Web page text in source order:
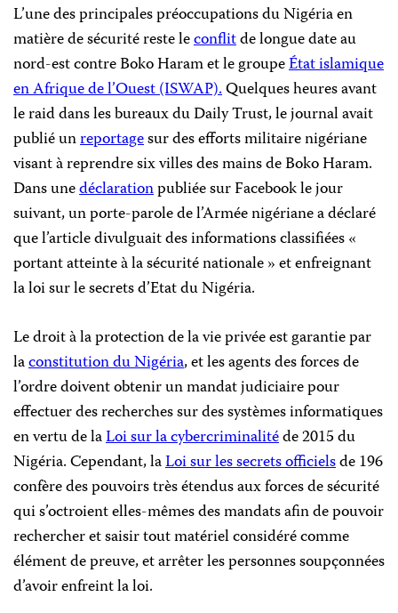
L’une des principales préoccupations du Nigéria en
matière de sécurité reste leconflitde longue date au
nord-est contre Boko Haram et le groupeÉtat islamique
en Afrique de l’Ouest (ISWAP).Quelques heures avant
le raid dans les bureaux du Daily Trust, le journal avait
publié unreportagesur des efforts militaire nigériane
visant à reprendre six villes des mains de Boko Haram.
Dans unedéclarationpubliée sur Facebook le jour
suivant, un porte-parole de l’Armée nigériane a déclaré
que l’article divulguait des informations classifiées «
portant atteinte à la sécurité nationale » et enfreignant
la loi sur le secrets d’Etat du Nigéria.
Le droit à la protection de la vie privée est garantie par
laconstitution du Nigéria, et les agents des forces de
l’ordre doivent obtenir un mandat judiciaire pour
effectuer des recherches sur des systèmes informatiques
en vertu de laLoi sur la cybercriminalitéde 2015 du
Nigéria. Cependant, laLoi sur les secrets officielsde 196
confère des pouvoirs très étendus aux forces de sécurité
qui s’octroient elles-mêmes des mandats afin de pouvoir
rechercher et saisir tout matériel considéré comme
élément de preuve, et arrêter les personnes soupçonnées
d’avoir enfreint la loi.